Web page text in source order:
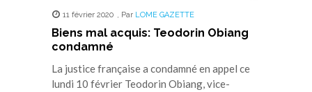
11 février 2020 , Par LOME GAZETTE
Biens mal acquis: Teodorin Obiang
condamné
La justice française a condamné en appel ce
lundi 10 février Teodorin Obiang, vice-